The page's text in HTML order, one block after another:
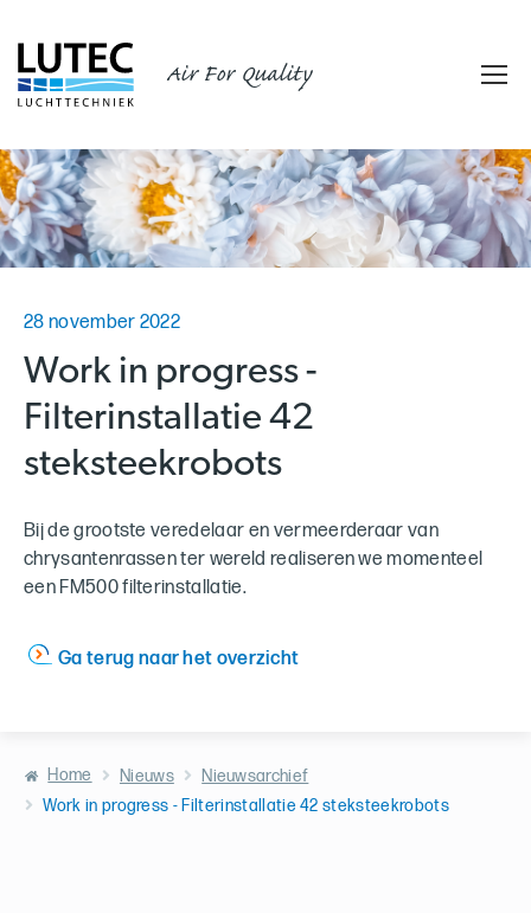
Air For Quality
28 november 2022
Work in progress -
Filterinstallatie 42
steksteekrobots
Bij de grootste veredelaar en vermeerderaar van
chrysantenrassen ter wereld realiseren we momenteel
een FM500 filterinstallatie.
Ga terug naar het overzicht
Home Nieuws
Nieuwsarchief
Work in progress - Filterinstallatie 42 steksteekrobots